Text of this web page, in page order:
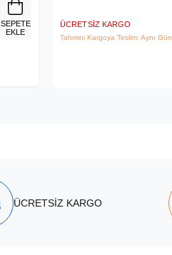
SEPETE
EKLE
ÜCRETSIZ KARGO
Tahmini Kargoya Teslim: Aynı Gün
ÜCRETSİZ KARGO